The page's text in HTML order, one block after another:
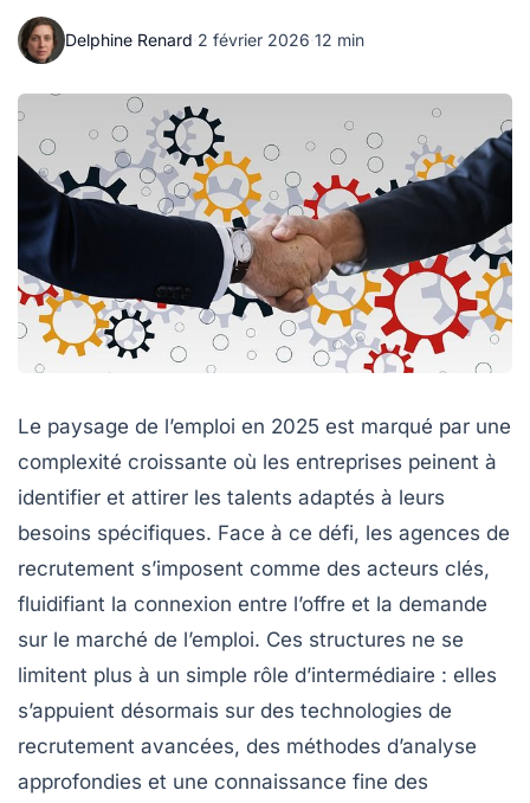
Delphine Renard·2 février 2026·12 min
Le paysage de l’emploi en 2025 est marqué par une
complexité croissante où les entreprises peinent à
identifier et attirer les talents adaptés à leurs
besoins spécifiques. Face à ce défi, les agences de
recrutement s’imposent comme des acteurs clés,
fluidifiant la connexion entre l’offre et la demande
sur le marché de l’emploi. Ces structures ne se
limitent plus à un simple rôle d’intermédiaire : elles
s’appuient désormais sur des technologies de
recrutement avancées, des méthodes d’analyse
approfondies et une connaissance fine des